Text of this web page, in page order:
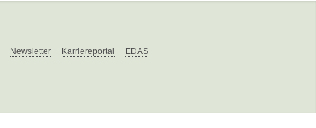
Newsletter Karriereportal EDAS